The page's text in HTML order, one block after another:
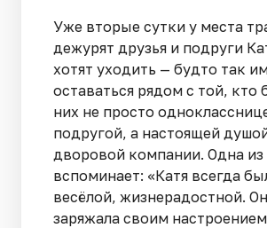
Уже вторые сутки у места
дежурят друзья и подруги
хотят уходить — будто так
оставаться рядом с той, кто
них не просто
подругой, а настоящей
дворовой компании. Одна из
вспоминает: «Катя всегда
весёлой, жизнерадостной.
заряжала своим